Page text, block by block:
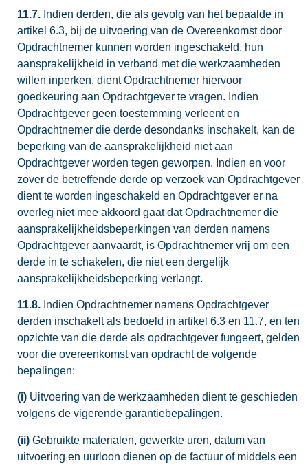
11.7. Indien derden, die als gevolg van het bepaalde in
artikel 6.3, bij de uitvoering van de Overeenkomst door
Opdrachtnemer kunnen worden ingeschakeld, hun
aansprakelijkheid in verband met die werkzaamheden
willen inperken, dient Opdrachtnemer hiervoor
goedkeuring aan Opdrachtgever te vragen. Indien
Opdrachtgever geen toestemming verleent en
Opdrachtnemer die derde desondanks inschakelt, kan de
beperking van de aansprakelijkheid niet aan
Opdrachtgever worden tegen geworpen. Indien en voor
zover de betreffende derde op verzoek van Opdrachtgever
dient te worden ingeschakeld en Opdrachtgever er na
overleg niet mee akkoord gaat dat Opdrachtnemer die
aansprakelijkheidsbeperkingen van derden namens
Opdrachtgever aanvaardt, is Opdrachtnemer vrij om een
derde in te schakelen, die niet een dergelijk
aansprakelijkheidsbeperking verlangt.
11.8. Indien Opdrachtnemer namens Opdrachtgever
derden inschakelt als bedoeld in artikel 6.3 en 11.7, en ten
opzichte van die derde als opdrachtgever fungeert, gelden
voor die overeenkomst van opdracht de volgende
bepalingen:
(i) Uitvoering van de werkzaamheden dient te geschieden
volgens de vigerende garantiebepalingen.
(ii) Gebruikte materialen, gewerkte uren, datum van
uitvoering en uurloon dienen op de factuur of middels een